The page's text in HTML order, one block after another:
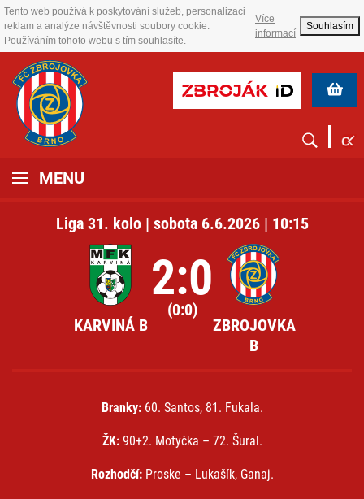
Tento web používá k poskytování služeb, personalizaci
reklam a analýze návštěvnosti soubory cookie.
Používáním tohoto webu s tím souhlasíte.
Více
informací
Souhlasím
MENU
Liga 31. kolo | sobota 6.6.2026 | 10:15
KARVINÁ B
2:0
(0:0)
ZBROJOVKA
B
Branky:60. Santos, 81. Fukala.
ŽK:90+2. Motyčka – 72. Šural.
Rozhodčí:Proske – Lukašík, Ganaj.